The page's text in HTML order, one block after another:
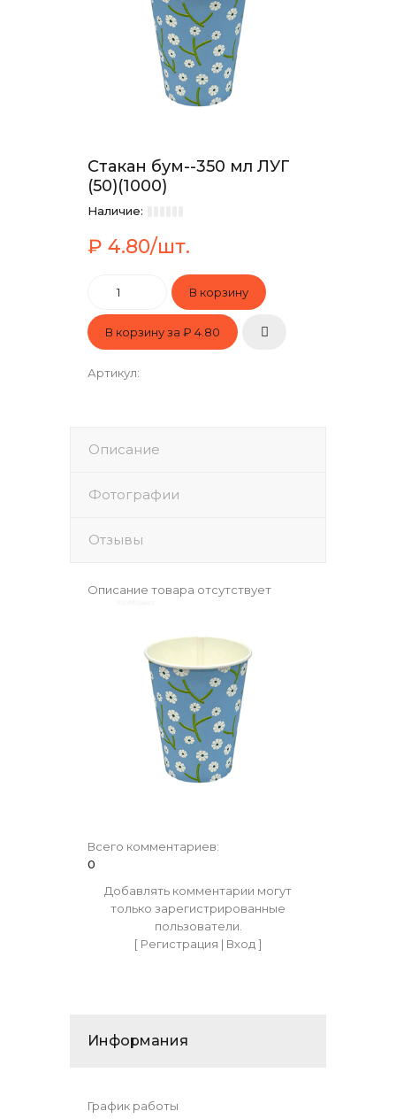
Стакан бум--350 мл ЛУГ
(50)(1000)
Наличие:
₽ 4.80/шт.
В корзину за ₽ 4.80
Артикул:
Описание
Фотографии
Отзывы
Описание товара отсутствует
Всего комментариев:
0
Добавлять комментарии могут
только зарегистрированные
пользователи.
[ Регистрация | Вход]
Информания
График работы